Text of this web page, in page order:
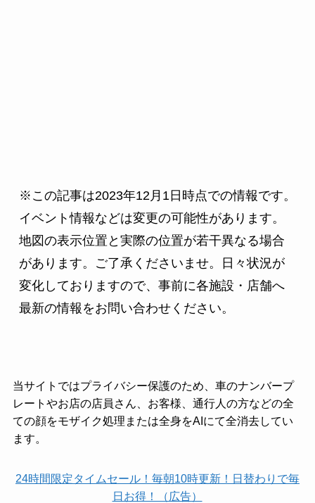
※この記事は2023年12月1日時点での情報です。
イベント情報などは変更の可能性があります。
地図の表示位置と実際の位置が若干異なる場合
があります。ご了承くださいませ。日々状況が
変化しておりますので、事前に各施設・店舗へ
最新の情報をお問い合わせください。
当サイトではプライバシー保護のため、車のナンバープ
レートやお店の店員さん、お客様、通行人の方などの全
ての顔をモザイク処理または全身をAIにて全消去してい
ます。
24時間限定タイムセール！毎朝10時更新！日替わりで毎
日お得！（広告）